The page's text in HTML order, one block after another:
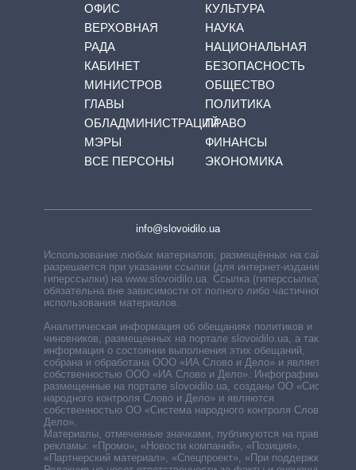
ОФИС
ВЕРХОВНАЯ
РАДА
КАБИНЕТ
МИНИСТРОВ
ГЛАВЫ
ОБЛАДМИНИСТРАЦИЙ
МЭРЫ
ВСЕ ПЕРСОНЫ
КУЛЬТУРА
НАУКА
НАЦИОНАЛЬНАЯ
БЕЗОПАСНОСТЬ
ОБЩЕСТВО
ПОЛИТИКА
ПРАВО
ФИНАНСЫ
ЭКОНОМИКА
info@slovoidilo.ua
Использование любых материалов, размещённых на сайте,
разрешается при указании ссылки (для интернет-изданий —
гиперссылки) на www.slovoidilo.ua. Ссылка (гиперссылка)
обязательна вне зависимости от полного либо частичного
использования материалов.
Аналитическая информация об обещаниях политиков и
чиновников, размещенных на портале slovoidilo.ua, а также
информация о состоянии выполнения этих обещаний,
собрана и обработана ООО «ИА Слово и Дело» и является
собственностью ООО «ИА Слово и Дело». Инфографики,
размещенные на портале slovoidilo.ua, созданы ОО «Система
народного контроля Слово и Дело» и являются
собственностью ОО «Система народного контроля Слово и
Дело».
Материалы, отмеченные значками, публикуются на правах
рекламы: «Промо», «Новости компаний», «Позиция»,
«Партнерский материал», «Спецпроект», «При поддержке».